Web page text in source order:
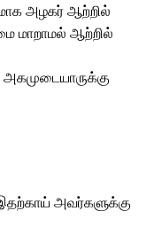
அழகர் ஆற்றில்
மாறாமல் ஆற்றில்
அகமுடையாருக்கு
அவர்களுக்கு